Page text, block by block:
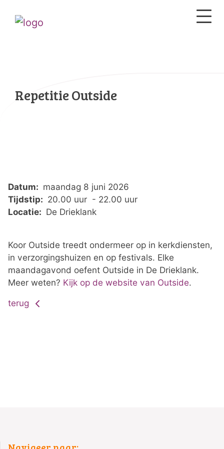
Repetitie Outside
Datum: maandag 8 juni 2026
Tijdstip: 20.00 uur - 22.00 uur
Locatie: De Drieklank
Koor Outside treedt ondermeer op in kerkdiensten,
in verzorgingshuizen en op festivals. Elke
maandagavond oefent Outside in De Drieklank.
Meer weten? Kijk op de website van Outside.
terug